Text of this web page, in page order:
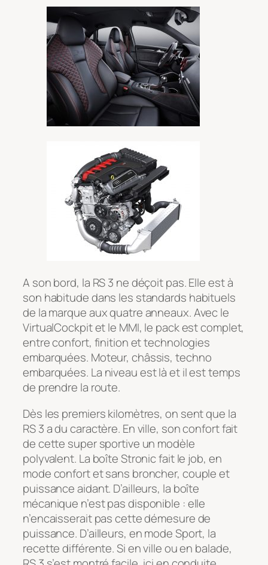
A son bord, la RS 3 ne déçoit pas. Elle est à
son habitude dans les standards habituels
de la marque aux quatre anneaux. Avec le
VirtualCockpit et le MMI, le pack est complet,
entre confort, finition et technologies
embarquées. Moteur, châssis, techno
embarquées. La niveau est là et il est temps
de prendre la route.
Dès les premiers kilomètres, on sent que la
RS 3 a du caractère. En ville, son confort fait
de cette super sportive un modèle
polyvalent. La boîte Stronic fait le job, en
mode confort et sans broncher, couple et
puissance aidant. D’ailleurs, la boîte
mécanique n’est pas disponible : elle
n’encaisserait pas cette démesure de
puissance. D’ailleurs, en mode Sport, la
recette différente. Si en ville ou en balade,